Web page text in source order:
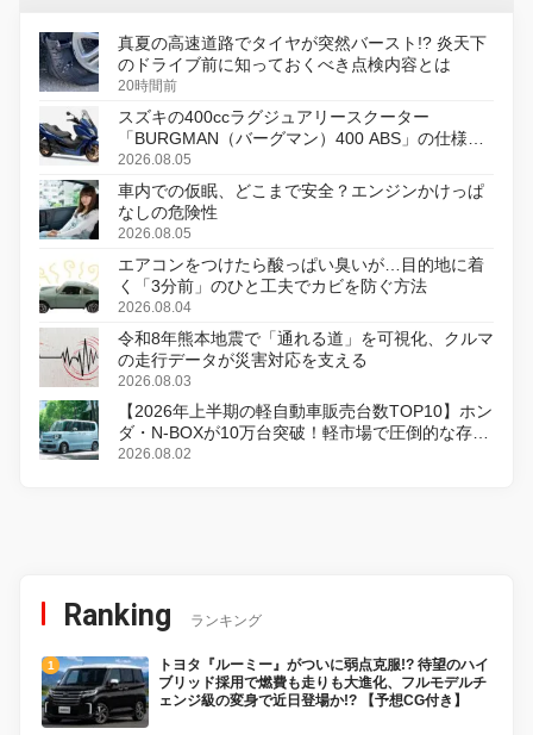
真夏の高速道路でタイヤが突然バースト!? 炎天下
のドライブ前に知っておくべき点検内容とは
20時間前
スズキの400ccラグジュアリースクーター
「BURGMAN（バーグマン）400 ABS」の仕様を
変更し、8月18日に発売
2026.08.05
車内での仮眠、どこまで安全？エンジンかけっぱ
なしの危険性
2026.08.05
エアコンをつけたら酸っぱい臭いが…目的地に着
く「3分前」のひと工夫でカビを防ぐ方法
2026.08.04
令和8年熊本地震で「通れる道」を可視化、クルマ
の走行データが災害対応を支える
2026.08.03
【2026年上半期の軽自動車販売台数TOP10】ホン
ダ・N-BOXが10万台突破！軽市場で圧倒的な存在
感
2026.08.02
Ranking ランキング
トヨタ『ルーミー』がついに弱点克服!? 待望のハイ
ブリッド採用で燃費も走りも大進化、フルモデルチ
ェンジ級の変身で近日登場か!? 【予想CG付き】